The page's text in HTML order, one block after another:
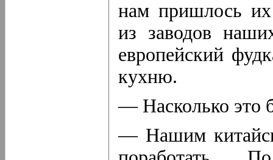
нам пришлось их
из заводов
европейский
кухню.
— Насколько это
— Нашим